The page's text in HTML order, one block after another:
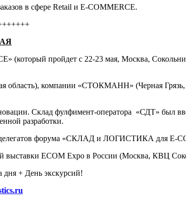
в сфере Retail и E-COMMERCE.
пройдет с 22-23 мая, Москва,
область), компании «СТОКМАНН» (Черная Грязь,
Склад фулфимент-оператора «СДТ» был
разработки.
делегатов форума «СКЛАД и ЛОГИСТИКА для E-
выставки ECOM Expo в России (Москва, КВЦ
дня + День экскурсий!